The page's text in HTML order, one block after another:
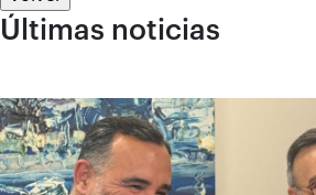
Últimas noticias